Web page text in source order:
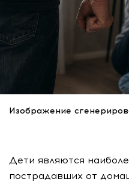
Изображение
Дети являются
пострадавших от